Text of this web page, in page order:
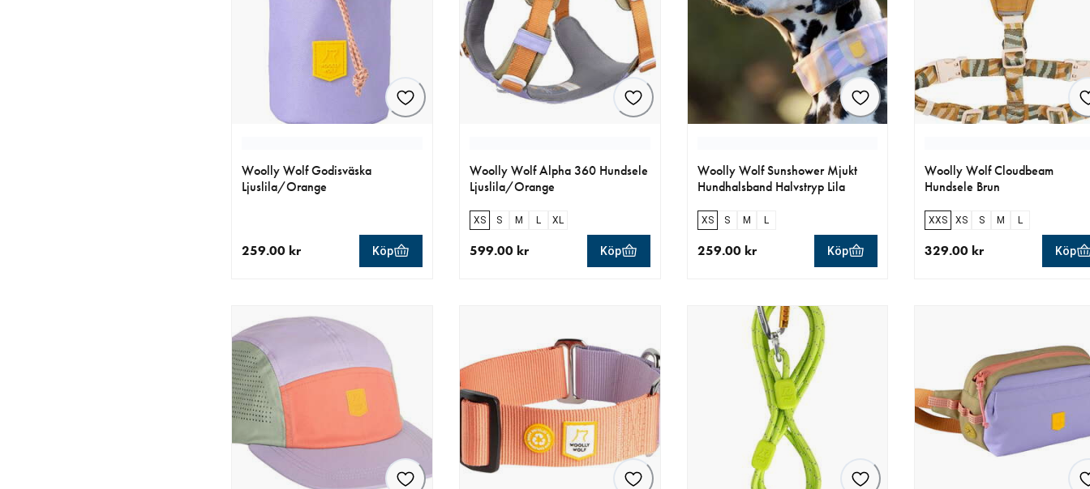
Woolly Wolf Godisväska
Ljuslila/Orange
259.00 kr Köp
Woolly Wolf Alpha 360 Hundsele
Ljuslila/Orange
XS S M L XL
599.00 kr Köp
Woolly Wolf Sunshower Mjukt
Hundhalsband Halvstryp Lila
XS S M L
259.00 kr Köp
Woolly Wolf Cloudbeam
Hundsele Brun
XXS XS S M L
329.00 kr Köp